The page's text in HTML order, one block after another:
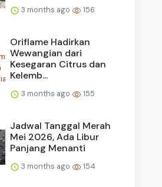
3 months ago 156
Oriflame Hadirkan
Wewangian dari
Kesegaran Citrus dan
Kelemb...
3 months ago 155
Jadwal Tanggal Merah
Mei 2026, Ada Libur
Panjang Menanti
3 months ago 154